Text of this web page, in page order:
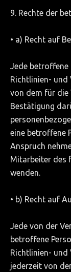
9. Rechte der
• a) Recht auf
Jede
Richtlinien- und
von dem für die
Bestätigung
eine betroffene
Anspruch
Mitarbeiter des
wenden.
• b) Recht auf
Jede von der
betroffene
Richtlinien- und
jederzeit von